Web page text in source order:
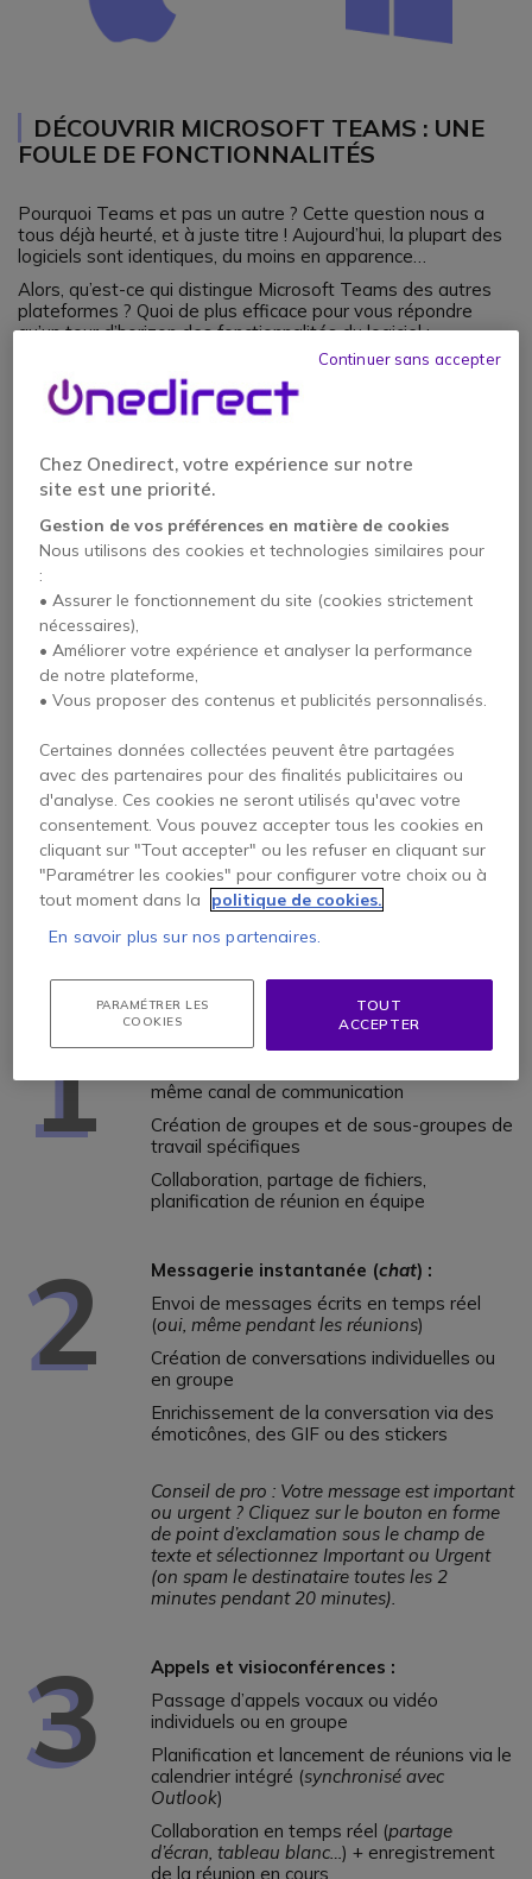
DÉCOUVRIR MICROSOFT TEAMS : UNE
FOULE DE FONCTIONNALITÉS
Pourquoi Teams et pas un autre ? Cette question nous a
tous déjà heurté, et à juste titre ! Aujourd’hui, la plupart des
logiciels sont identiques, du moins en apparence…
Alors, qu’est-ce qui distingue Microsoft Teams des autres
plateformes ? Quoi de plus efficace pour vous répondre
qu’un tour d’horizon des fonctionnalités du logiciel :
1
même canal de communication
Création de groupes et de sous-groupes de
travail spécifiques
Collaboration, partage de fichiers,
planification de réunion en équipe
2 Messagerie instantanée (chat) :
Envoi de messages écrits en temps réel
(oui, même pendant les réunions)
Création de conversations individuelles ou
en groupe
Enrichissement de la conversation via des
émoticônes, des GIF ou des stickers
Conseil de pro : Votre message est important
ou urgent ? Cliquez sur le bouton en forme
de point d’exclamation sous le champ de
texte et sélectionnez Important ou Urgent
(on spam le destinataire toutes les 2
minutes pendant 20 minutes).
3
Appels et visioconférences :
Passage d’appels vocaux ou vidéo
individuels ou en groupe
Planification et lancement de réunions via le
calendrier intégré (synchronisé avec
Outlook)
Collaboration en temps réel (partage
d’écran, tableau blanc…) + enregistrement
de la réunion en cours
Chez Onedirect, votre expérience sur notre
site est une priorité.
Gestion de vos préférences en matière de cookies
Nous utilisons des cookies et technologies similaires pour
:
• Assurer le fonctionnement du site (cookies strictement
nécessaires),
• Améliorer votre expérience et analyser la performance
de notre plateforme,
• Vous proposer des contenus et publicités personnalisés.
Certaines données collectées peuvent être partagées
avec des partenaires pour des finalités publicitaires ou
d'analyse. Ces cookies ne seront utilisés qu'avec votre
consentement. Vous pouvez accepter tous les cookies en
cliquant sur "Tout accepter" ou les refuser en cliquant sur
"Paramétrer les cookies" pour configurer votre choix ou à
tout moment dans la
politique de cookies.
En savoir plus sur nos partenaires.
PARAMÉTRER LES
COOKIES
TOUT
ACCEPTER
Continuer sans accepter